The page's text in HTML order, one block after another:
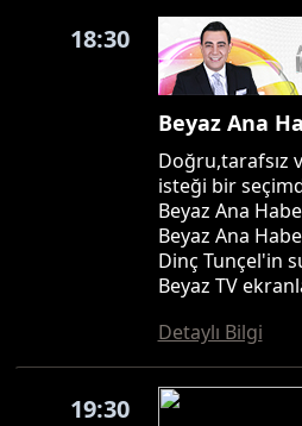
18:30
Beyaz Ana
Doğru,tarafsız
isteği bir
Beyaz Ana
Beyaz Ana
Dinç Tunçel'in
Beyaz TV
Detaylı Bilgi
19:30